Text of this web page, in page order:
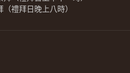
（禮拜日晚上八時）